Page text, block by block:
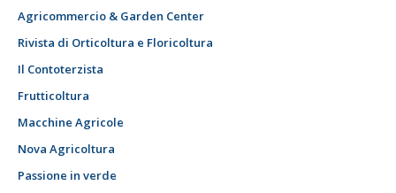
Agricommercio & Garden Center
Rivista di Orticoltura e Floricoltura
Il Contoterzista
Frutticoltura
Macchine Agricole
Nova Agricoltura
Passione in verde